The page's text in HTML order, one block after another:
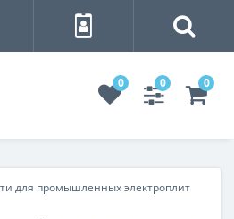
0 0 0
для промышленных электроплит